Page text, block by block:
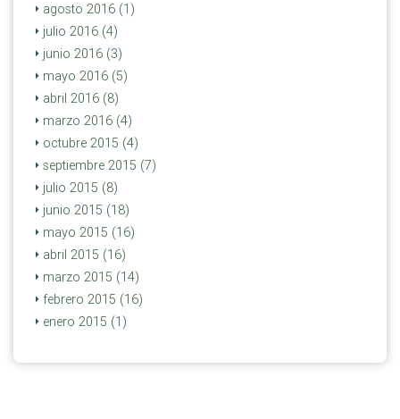
agosto 2016 (1)
julio 2016 (4)
junio 2016 (3)
mayo 2016 (5)
abril 2016 (8)
marzo 2016 (4)
octubre 2015 (4)
septiembre 2015 (7)
julio 2015 (8)
junio 2015 (18)
mayo 2015 (16)
abril 2015 (16)
marzo 2015 (14)
febrero 2015 (16)
enero 2015 (1)